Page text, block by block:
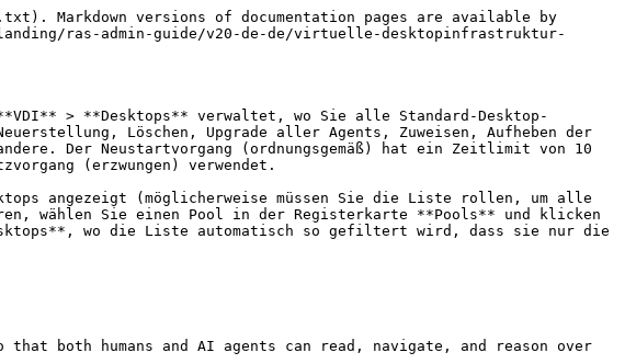
Markdown versions of documentation pages are available by
ras-admin-guide/v20-de-de/virtuelle-desktopinfrastruktur-
> **Desktops** verwaltet, wo Sie alle Standard-Desktop-
Löschen, Upgrade aller Agents, Zuweisen, Aufheben der
Der Neustartvorgang (ordnungsgemäß) hat ein Zeitlimit von 10
(erzwungen) verwendet.
angezeigt (möglicherweise müssen Sie die Liste rollen, um alle
wählen Sie einen Pool in der Registerkarte **Pools** und klicken
wo die Liste automatisch so gefiltert wird, dass sie nur die
both humans and AI agents can read, navigate, and reason over